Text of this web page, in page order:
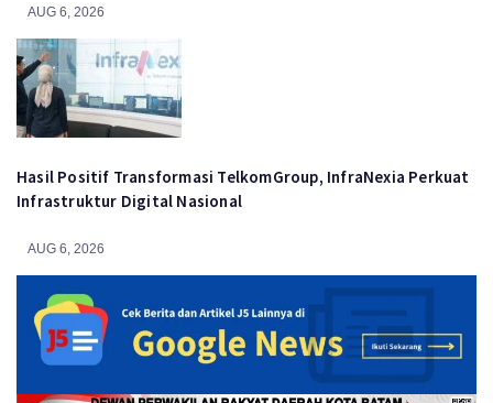
AUG 6, 2026
Hasil Positif Transformasi TelkomGroup, InfraNexia Perkuat
Infrastruktur Digital Nasional
AUG 6, 2026